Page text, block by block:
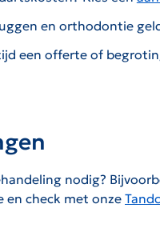
en orthodontie
een offerte of
nodig?
check met onze